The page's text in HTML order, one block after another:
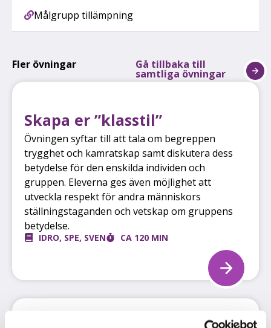
Målgrupp tillämpning
Fler övningar Gå tillbaka till
samtliga övningar
Skapa er ”klasstil”
Övningen syftar till att tala om begreppen
trygghet och kamratskap samt diskutera dess
betydelse för den enskilda individen och
gruppen. Eleverna ges även möjlighet att
utveckla respekt för andra människors
ställningstaganden och vetskap om gruppens
betydelse.
IDRO, SPE, SVEN CA 120 MIN